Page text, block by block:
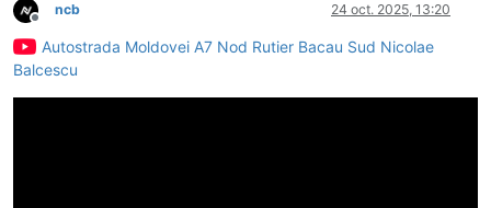
Deconectat
ncb 24 oct. 2025, 13:20
Autostrada Moldovei A7 Nod Rutier Bacau Sud Nicolae
Balcescu